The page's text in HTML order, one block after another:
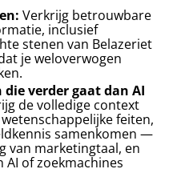
Verkrijg betrouwbare
inclusief
stenen van Belazeriet
je weloverwogen
verder gaat dan AI
de volledige context
feiten,
samenkomen —
van marketingtaal, en
of zoekmachines